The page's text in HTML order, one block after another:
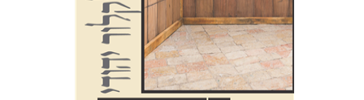
הנחת אתר ספר מודפס
$35
$32